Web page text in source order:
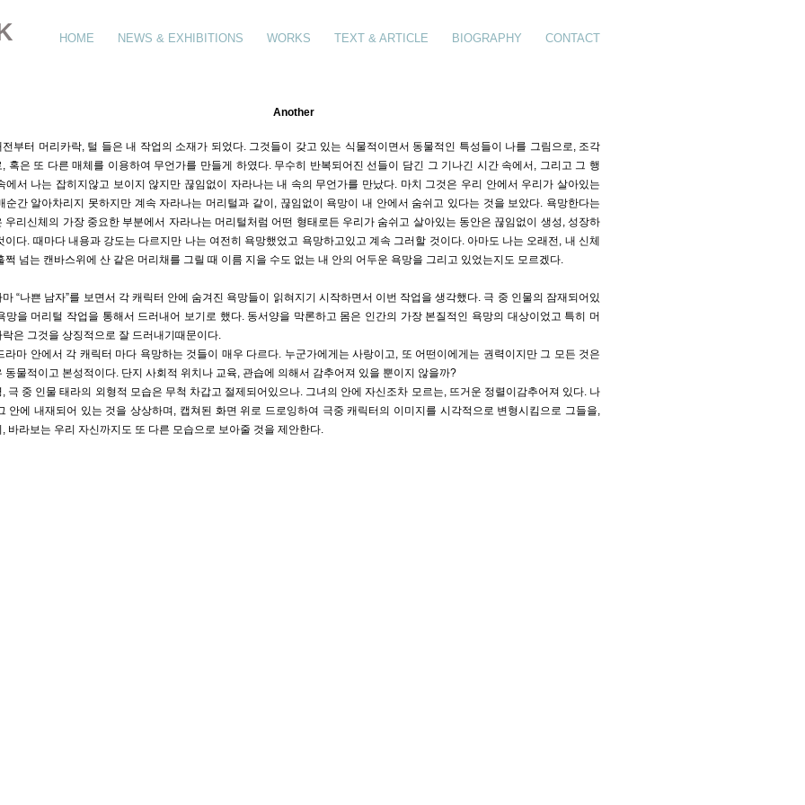
HOME NEWS & EXHIBITIONS WORKS TEXT & ARTICLE BIOGRAPHY CONTACT
Another
전부터 머리카락, 털 들은 내 작업의 소재가 되었다. 그것들이 갖고 있는 식물적이면서 동물적인 특성들이 나를 그림으로, 조각
, 혹은 또 다른 매체를 이용하여 무언가를 만들게 하였다. 무수히 반복되어진 선들이 담긴 그 기나긴 시간 속에서, 그리고 그 행
에서 나는 잡히지않고 보이지 않지만 끊임없이 자라나는 내 속의 무언가를 만났다. 마치 그것은 우리 안에서 우리가 살아있는
순간 알아차리지 못하지만 계속 자라나는 머리털과 같이, 끊임없이 욕망이 내 안에서 숨쉬고 있다는 것을 보았다. 욕망한다는
우리신체의 가장 중요한 부분에서 자라나는 머리털처럼 어떤 형태로든 우리가 숨쉬고 살아있는 동안은 끊임없이 생성, 성장하
이다. 때마다 내용과 강도는 다르지만 나는 여전히 욕망했었고 욕망하고있고 계속 그러할 것이다. 아마도 나는 오래전, 내 신체
쩍 넘는 캔바스위에 산 같은 머리채를 그릴 때 이름 지을 수도 없는 내 안의 어두운 욕망을 그리고 있었는지도 모르겠다.
마 “나쁜 남자”를 보면서 각 캐릭터 안에 숨겨진 욕망들이 읽혀지기 시작하면서 이번 작업을 생각했다. 극 중 인물의 잠재되어있
망을 머리털 작업을 통해서 드러내어 보기로 했다. 동서양을 막론하고 몸은 인간의 가장 본질적인 욕망의 대상이었고 특히 머
락은 그것을 상징적으로 잘 드러내기때문이다.
라마 안에서 각 캐릭터 마다 욕망하는 것들이 매우 다르다. 누군가에게는 사랑이고, 또 어떤이에게는 권력이지만 그 모든 것은
동물적이고 본성적이다. 단지 사회적 위치나 교육, 관습에 의해서 감추어져 있을 뿐이지 않을까?
, 극 중 인물 태라의 외형적 모습은 무척 차갑고 절제되어있으나. 그녀의 안에 자신조차 모르는, 뜨거운 정렬이감추어져 있다. 나
안에 내재되어 있는 것을 상상하며, 캡쳐된 화면 위로 드로잉하여 극중 캐릭터의 이미지를 시각적으로 변형시킴으로 그들을,
, 바라보는 우리 자신까지도 또 다른 모습으로 보아줄 것을 제안한다.